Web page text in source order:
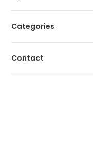
Categories
Contact